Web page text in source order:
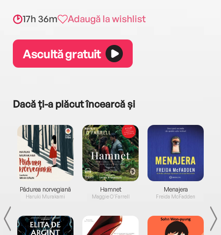
17h 36m Adaugă la wishlist
Ascultă gratuit
Dacă ți-a plăcut încearcă și
Pădurea norvegiană
Haruki Murakami
Hamnet
Maggie O'Farrell
Menajera
Freida McFadden